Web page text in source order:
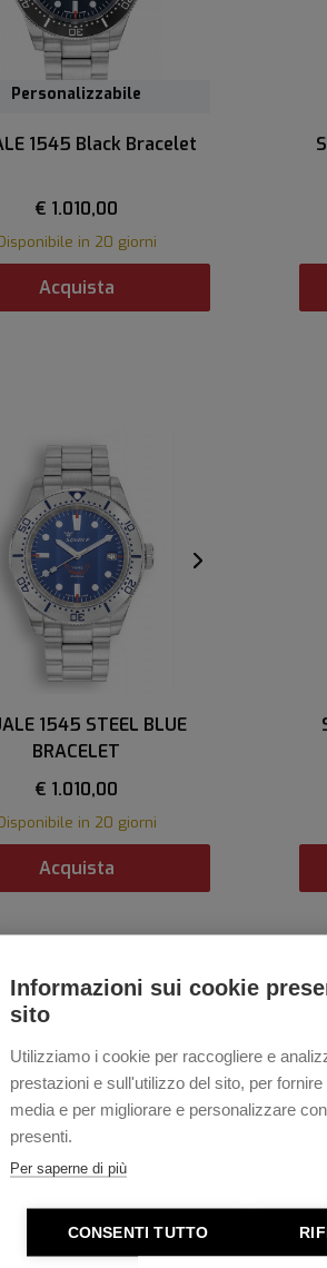
Informazioni sui cookie
sito
Utilizziamo i cookie per raccogliere e
prestazioni e sull'utilizzo del sito, per
media e per migliorare e personalizzare
presenti.
Per saperne di più
CONSENTI TUTTO
Personalizzabile
1545 Black Bracelet
€ 1.010,00
in 20 giorni
Acquista
1545 STEEL BLUE
BRACELET
€ 1.010,00
in 20 giorni
Acquista